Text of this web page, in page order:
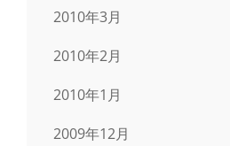
2010年3月
2010年2月
2010年1月
2009年12月